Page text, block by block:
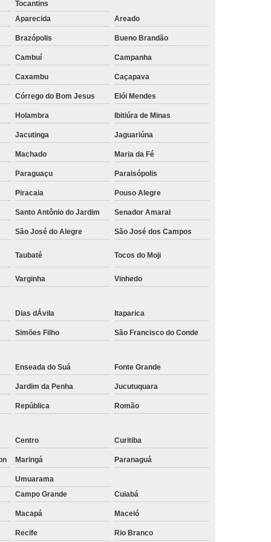
Rastreador Gps para Caminhão
para Caminhão Via Satélite
Rastreador Via Satélite para Caminhão
Sistema de Rastreamento de Caminhões
Especializada em Rastreador de Carro
Carro
Rastreador de Carro Belo Horizonte
Rastreador Gps para Carros
Rastreador Veicular para Carro
Rastreador Veicular para Frota
para Carros
Rastreador de Carros
em Carro
Rastreador Gps Carro
no Carro
Rastreador para Carro
Empresa de Rastreamento de Automóveis
Rastreamento de Carros
Rastreamento de Carros Minas Gerais
Rastreamento de Carros Via Satélite
Gestão de Frotas Rastreamento
Rastreamento de Frotas
Rastreamento de Frotas com Tecnologia Gps
Rastreamento e Gestão de Frotas
Frotas
Rastreamento Frota Gps
Empresa de Rastreamento de Carros
Tocantins
Aparecida Areado
Brazópolis Bueno Brandão
Cambuí Campanha
Caxambu Caçapava
Córrego do Bom Jesus Elói Mendes
Holambra Ibitiúra de Minas
Jacutinga Jaguariúna
Machado Maria da Fé
Paraguaçu Paraisópolis
Piracaia Pouso Alegre
Santo Antônio do Jardim Senador Amaral
São José do Alegre São José dos Campos
Taubaté Tocos do Moji
Varginha Vinhedo
Dias dÁvila Itaparica
Simões Filho São Francisco do Conde
Enseada do Suá Fonte Grande
Jardim da Penha Jucutuquara
República Romão
Centro Curitiba
Maringá Paranaguá
Umuarama
Campo Grande Cuiabá
Macapá Maceió
Recife Rio Branco